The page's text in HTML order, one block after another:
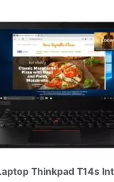
Thinkpad T14s